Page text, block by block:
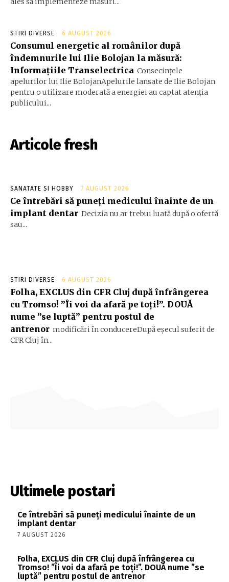
STIRI DIVERSE 6 AUGUST 2026
Consumul energetic al românilor după
îndemnurile lui Ilie Bolojan la măsură:
Informațiile Transelectrica Consecințele
apelurilor lui Ilie BolojanApelurile lansate de Ilie Bolojan
pentru o utilizare moderată a energiei au captat atenția
publicului...
Articole fresh
SANATATE SI HOBBY 7 AUGUST 2026
Ce întrebări să puneți medicului înainte de un
implant dentar Decizia nu ar trebui luată după o ofertă
sau...
STIRI DIVERSE 6 AUGUST 2026
Folha, EXCLUS din CFR Cluj după înfrângerea
cu Tromso! ”Îi voi da afară pe toți!”. DOUĂ
nume ”se luptă” pentru postul de
antrenor modificări în conducereDupă eșecul suferit de
CFR Cluj în...
Ultimele postari
Ce întrebări să puneți medicului înainte de un
implant dentar
7 AUGUST 2026
Folha, EXCLUS din CFR Cluj după înfrângerea cu
Tromso! ”Îi voi da afară pe toți!”. DOUĂ nume ”se
luptă” pentru postul de antrenor